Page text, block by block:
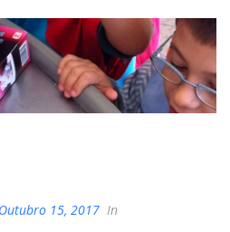
Outubro 15, 2017 In